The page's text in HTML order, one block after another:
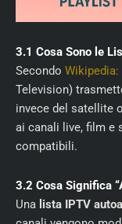
3.1 Cosa Sono le
Secondo Wikipedia:
Television)
invece del satellite
ai canali live, film e
compatibili.
3.2 Cosa Significa
Una lista IPTV